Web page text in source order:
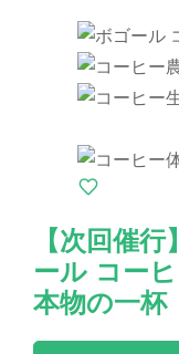
【次回催
ール コー
本物の一杯